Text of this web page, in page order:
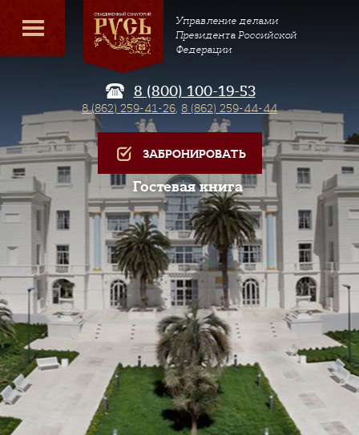
Управление делами
Президента Российской
Федерации
8 (800) 100-19-53
8 (862) 259-41-26, 8 (862) 259-44-44
ЗАБРОНИРОВАТЬ
Гостевая книга